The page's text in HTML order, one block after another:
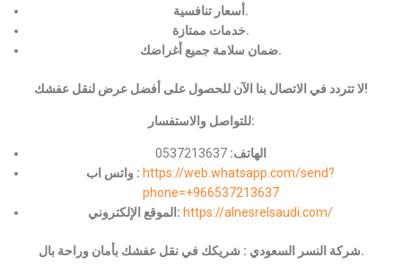
أسعار تنافسية.
خدمات ممتازة.
ضمان سلامة جميع أغراضك.
لا تتردد في الاتصال بنا الآن للحصول على أفضل عرض لنقل عفشك!
للتواصل والاستفسار:
الهاتف: 0537213637
واتس اب : https://web.whatsapp.com/send?
phone=+966537213637
الموقع الإلكتروني: https://alnesrelsaudi.com/
شركة النسر السعودي : شريكك في نقل عفشك بأمان وراحة بال.